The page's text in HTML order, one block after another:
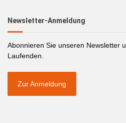
Newsletter-Anmeldung
Abonnieren Sie unseren Newsletter
Laufenden.
Zur Anmeldung